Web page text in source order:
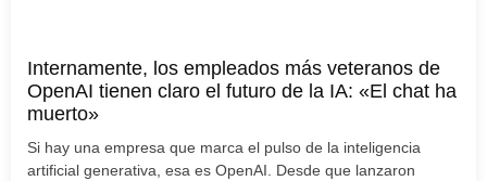
Internamente, los empleados más veteranos de
OpenAI tienen claro el futuro de la IA: «El chat ha
muerto»
Si hay una empresa que marca el pulso de la inteligencia
artificial generativa, esa es OpenAI. Desde que lanzaron